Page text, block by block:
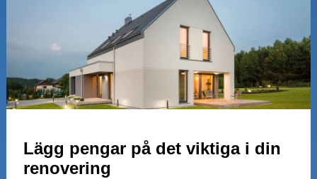
Lägg pengar på det viktiga i din
renovering